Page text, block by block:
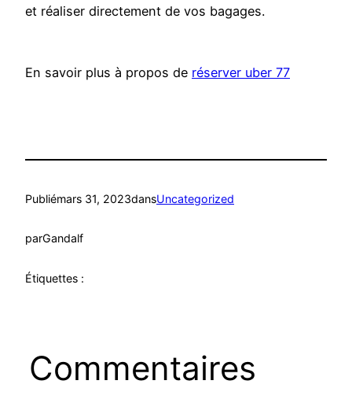
et réaliser directement de vos bagages.
En savoir plus à propos de réserver uber 77
Publiémars 31, 2023dansUncategorized
parGandalf
Étiquettes :
Commentaires